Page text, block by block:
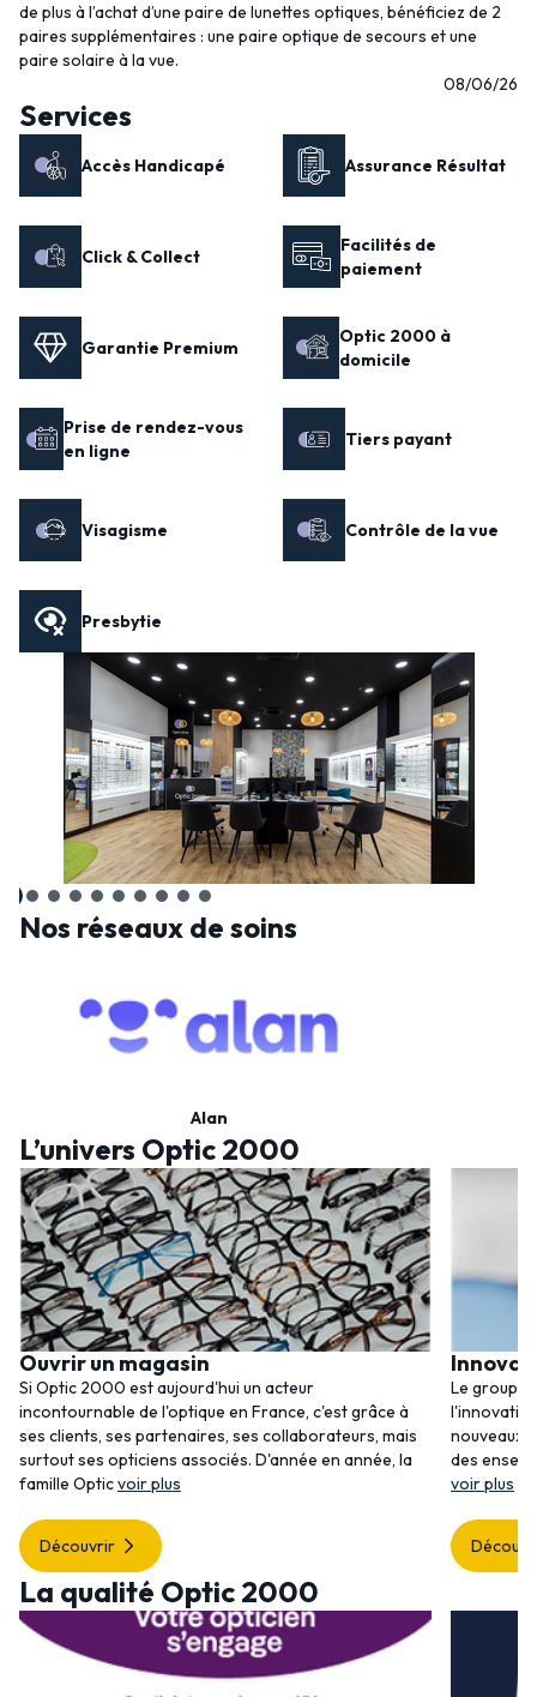
de plus à l’achat d’une paire de lunettes optiques, bénéficiez de 2
paires supplémentaires : une paire optique de secours et une
paire solaire à la vue.
08/06/26
Services
Accès Handicapé Assurance Résultat
Click & Collect
Facilités de
paiement
Garantie Premium
Optic 2000 à
domicile
Prise de rendez-vous
en ligne
Tiers payant
Visagisme Contrôle de la vue
Presbytie
Nos réseaux de soins
Alan
L’univers Optic 2000
Ouvrir un magasin
Si Optic 2000 est aujourd'hui un acteur
incontournable de l'optique en France, c'est grâce à
ses clients, ses partenaires, ses collaborateurs, mais
surtout ses opticiens associés. D'année en année, la
famille Opticvoir plus
Découvrir
Le
nouveaux
des
voir plus
La qualité Optic 2000